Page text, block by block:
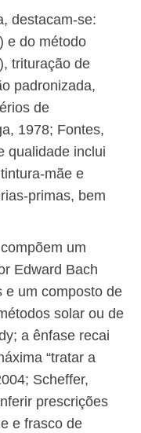
destacam-se:
e do método
trituração de
padronizada,
de
1978; Fontes,
qualidade inclui
mãe e
primas, bem
um
Edward Bach
e um composto de
solar ou de
a ênfase recai
“tratar a
Scheffer,
prescrições
e frasco de